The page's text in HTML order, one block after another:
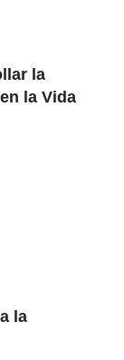
la
la Vida
la